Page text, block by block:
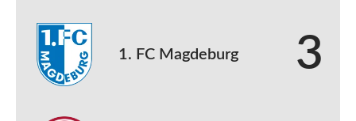
1. FC Magdeburg 3